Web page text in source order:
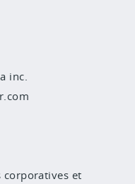
inc.
corporatives et